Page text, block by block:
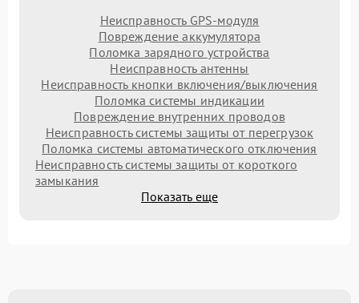
Неисправность GPS-модуля
Повреждение аккумулятора
Поломка зарядного устройства
Неисправность антенны
Неисправность кнопки включения/выключения
Поломка системы индикации
Повреждение внутренних проводов
Неисправность системы защиты от перегрузок
Поломка системы автоматического отключения
Неисправность системы защиты от короткого
замыкания
Показать еще